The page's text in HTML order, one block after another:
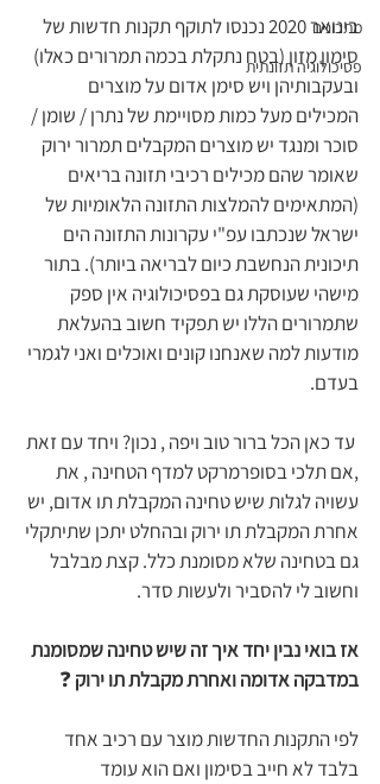
מתכונים
פסיכולוגיה תזונתית
בינואר 2020 נכנסו לתוקף תקנות חדשות של
סימון מזון (בטח נתקלת בכמה תמרורים כאלו)
ובעקבותיהן ויש סימן אדום על מוצרים
המכילים מעל כמות מסויימת של נתרן / שומן /
סוכר ומנגד יש מוצרים המקבלים תמרור ירוק
שאומר שהם מכילים רכיבי תזונה בריאים
(המתאימים להמלצות התזונה הלאומיות של
ישראל שנכתבו עפ"י עקרונות התזונה הים
תיכונית הנחשבת כיום לבריאה ביותר). בתור
מישהי שעוסקת גם בפסיכולוגיה אין ספק
שתמרורים הללו יש תפקיד חשוב בהעלאת
מודעות למה שאנחנו קונים ואוכלים ואני לגמרי
בעדם.
עד כאן הכל ברור טוב ויפה , נכון? ויחד עם זאת
,אם תלכי בסופרמרקט למדף הטחינה , את
עשויה לגלות שיש טחינה המקבלת תו אדום, יש
אחרת המקבלת תו ירוק ובהחלט יתכן שתיתקלי
גם בטחינה שלא מסומנת כלל. קצת מבלבל
וחשוב לי להסביר ולעשות סדר.
אז בואי נבין יחד איך זה שיש טחינה שמסומנת
במדבקה אדומה ואחרת מקבלת תו ירוק ❓
לפי התקנות החדשות מוצר עם רכיב אחד
בלבד לא חייב בסימון ואם הוא עומד